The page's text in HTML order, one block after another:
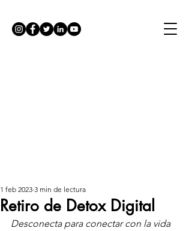
Retiro de Detox Digital
1 feb 2023 3 min de lectura
Desconecta para conectar con la vida